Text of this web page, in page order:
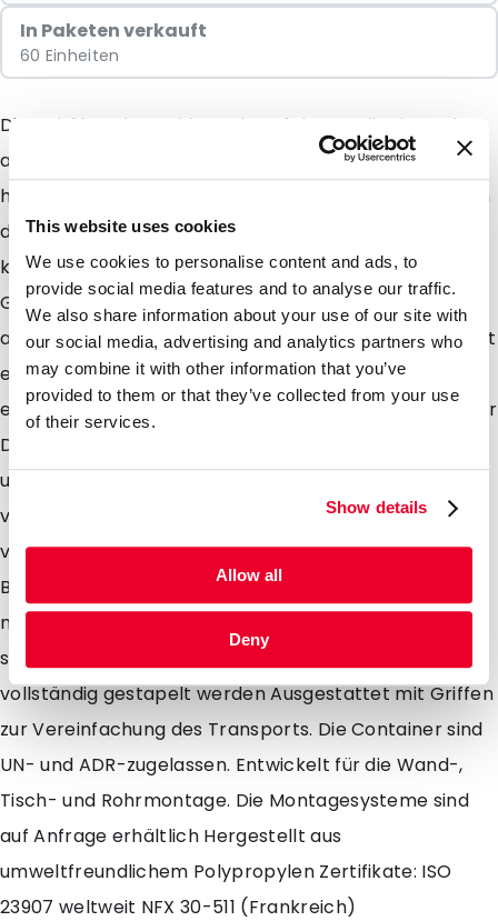
This website uses cookies
We use cookies to personalise content and ads, to
provide social media features and to analyse our traffic.
We also share information about your use of our site with
our social media, advertising and analytics partners who
may combine it with other information that you’ve
provided to them or that they’ve collected from your use
of their services.
Show details
Allow all
Deny
In Paketen verkauft
60 Einheiten
Die Behälter der Daklapack-Safebox-Reihe bestehen
aus umweltfreundlichem Polypropylen. Die Behälter
haben eine zusätzliche Wandstärke, um ein Eindringen
der Nadel zu verhindern. Die Behälter sind so
konzipiert, dass sie in Krankenhäusern, Labors oder
Gesundheitseinrichtungen effizient und sicher
arbeiten. Das Öffnen und Schließen des Deckels ist mit
einem einfachen Griff einfach. Die Behälter sind mit
einer universellen Nadelentriegelung ausgestattet. Der
Deckel hat eine zusätzliche Öffnung für kleinen Abfall
und kann sowohl vorübergehend als auch dauerhaft
verriegelt werden. Der Deckel kann auch
vorübergehend und dauerhaft verriegelt werden. Der
Behälter (Etikett) hat eine sichtbare Fülllinie, die den
maximalen Füllstand angibt. Leistungen: Die Behälter
sind vollständig autoklavierbar. Kann leer oder
vollständig gestapelt werden Ausgestattet mit Griffen
zur Vereinfachung des Transports. Die Container sind
UN- und ADR-zugelassen. Entwickelt für die Wand-,
Tisch- und Rohrmontage. Die Montagesysteme sind
auf Anfrage erhältlich Hergestellt aus
umweltfreundlichem Polypropylen Zertifikate: ISO
23907 weltweit NFX 30-511 (Frankreich)